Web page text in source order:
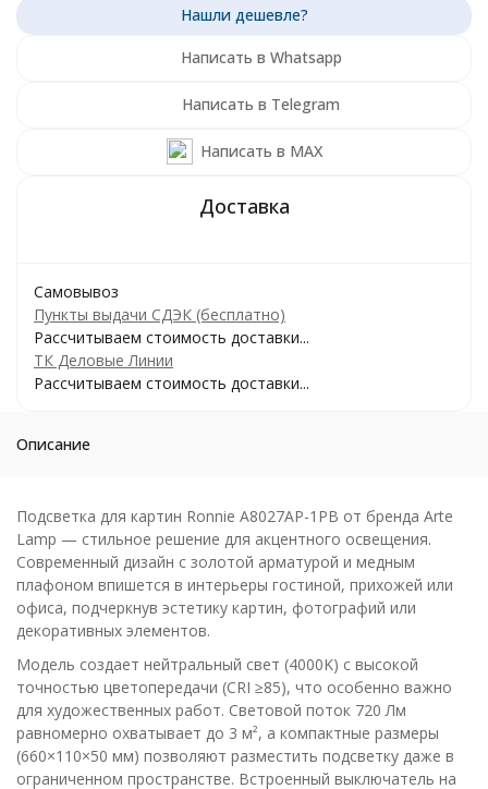
Написать в Whatsapp
Написать в Telegram
Написать в MAX
Самовывоз
Пункты выдачи СДЭК (бесплатно)
Рассчитываем стоимость доставки...
ТК Деловые Линии
Рассчитываем стоимость доставки...
Описание
Подсветка для картин Ronnie A8027AP-1PB от бренда Arte
Lamp — стильное решение для акцентного освещения.
Современный дизайн с золотой арматурой и медным
плафоном впишется в интерьеры гостиной, прихожей или
офиса, подчеркнув эстетику картин, фотографий или
декоративных элементов.
Модель создает нейтральный свет (4000K) с высокой
точностью цветопередачи (CRI ≥85), что особенно важно
для художественных работ. Световой поток 720 Лм
равномерно охватывает до 3 м², а компактные размеры
(660×110×50 мм) позволяют разместить подсветку даже в
ограниченном пространстве. Встроенный выключатель на